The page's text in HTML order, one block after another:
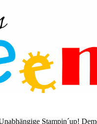
Stampin´up!